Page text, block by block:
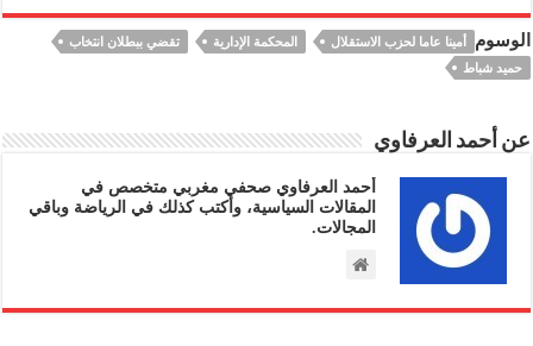
الوسوم أمينا عاما لحزب الاستقلال المحكمة الإدارية
تقضي ببطلان انتخاب
حميد شباط
عن أحمد العرفاوي
أحمد العرفاوي صحفي مغربي متخصص في
المقالات السياسية، وأكتب كذلك في الرياضة وباقي
المجالات.